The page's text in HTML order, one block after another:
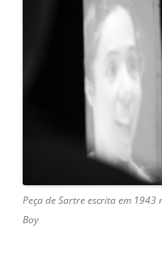
Peça de Sartre escrita em
Boy